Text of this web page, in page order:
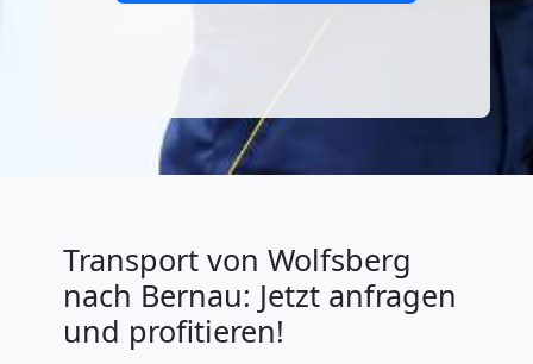
Transport von Wolfsberg
nach Bernau: Jetzt anfragen
und profitieren!